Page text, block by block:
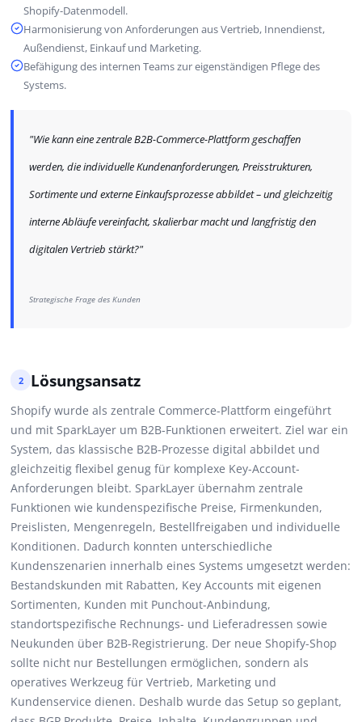
Shopify-Datenmodell.
Harmonisierung von Anforderungen aus Vertrieb, Innendienst,
Außendienst, Einkauf und Marketing.
Befähigung des internen Teams zur eigenständigen Pflege des
Systems.
"Wie kann eine zentrale B2B-Commerce-Plattform geschaffen
werden, die individuelle Kundenanforderungen, Preisstrukturen,
Sortimente und externe Einkaufsprozesse abbildet – und gleichzeitig
interne Abläufe vereinfacht, skalierbar macht und langfristig den
digitalen Vertrieb stärkt?"
Strategische Frage des Kunden
2 Lösungsansatz
Shopify wurde als zentrale Commerce-Plattform eingeführt
und mit SparkLayer um B2B-Funktionen erweitert. Ziel war ein
System, das klassische B2B-Prozesse digital abbildet und
gleichzeitig flexibel genug für komplexe Key-Account-
Anforderungen bleibt. SparkLayer übernahm zentrale
Funktionen wie kundenspezifische Preise, Firmenkunden,
Preislisten, Mengenregeln, Bestellfreigaben und individuelle
Konditionen. Dadurch konnten unterschiedliche
Kundenszenarien innerhalb eines Systems umgesetzt werden:
Bestandskunden mit Rabatten, Key Accounts mit eigenen
Sortimenten, Kunden mit Punchout-Anbindung,
standortspezifische Rechnungs- und Lieferadressen sowie
Neukunden über B2B-Registrierung. Der neue Shopify-Shop
sollte nicht nur Bestellungen ermöglichen, sondern als
operatives Werkzeug für Vertrieb, Marketing und
Kundenservice dienen. Deshalb wurde das Setup so geplant,